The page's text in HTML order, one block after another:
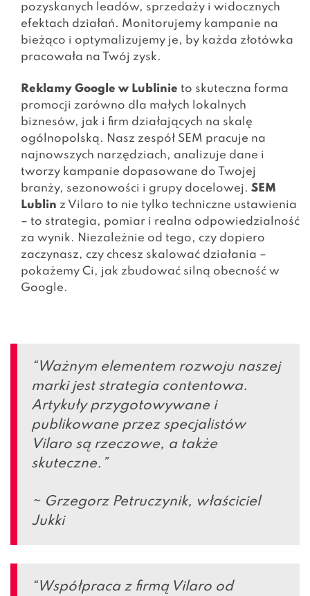
pozyskanych leadów, sprzedaży i widocznych
efektach działań. Monitorujemy kampanie na
bieżąco i optymalizujemy je, by każda złotówka
pracowała na Twój zysk.
Reklamy Google w Lublinie to skuteczna forma
promocji zarówno dla małych lokalnych
biznesów, jak i firm działających na skalę
ogólnopolską. Nasz zespół SEM pracuje na
najnowszych narzędziach, analizuje dane i
tworzy kampanie dopasowane do Twojej
branży, sezonowości i grupy docelowej. SEM
Lublin z Vilaro to nie tylko techniczne ustawienia
– to strategia, pomiar i realna odpowiedzialność
za wynik. Niezależnie od tego, czy dopiero
zaczynasz, czy chcesz skalować działania –
pokażemy Ci, jak zbudować silną obecność w
Google.
“Ważnym elementem rozwoju naszej
marki jest strategia contentowa.
Artykuły przygotowywane i
publikowane przez specjalistów
Vilaro są rzeczowe, a także
skuteczne.”
~ Grzegorz Petruczynik, właściciel
Jukki
“Współpraca z firmą Vilaro od